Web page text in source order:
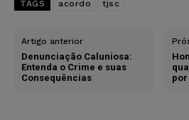
TAGS acordo tjsc
Artigo anterior
Denunciação Caluniosa:
Entenda o Crime e suas
Consequências